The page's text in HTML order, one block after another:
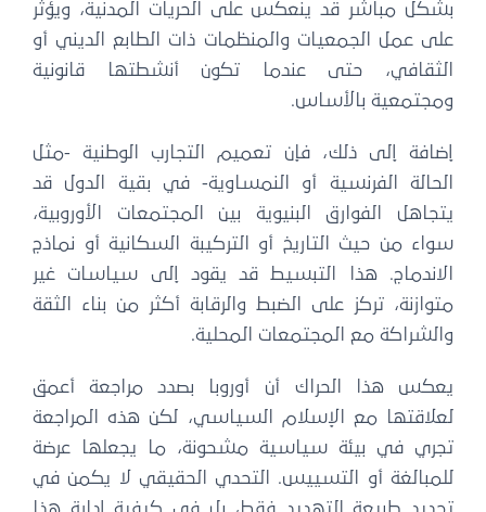
بشكل مباشر قد ينعكس على الحريات المدنية، ويؤثر
على عمل الجمعيات والمنظمات ذات الطابع الديني أو
الثقافي، حتى عندما تكون أنشطتها قانونية
ومجتمعية بالأساس.
إضافة إلى ذلك، فإن تعميم التجارب الوطنية -مثل
الحالة الفرنسية أو النمساوية- في بقية الدول قد
يتجاهل الفوارق البنيوية بين المجتمعات الأوروبية،
سواء من حيث التاريخ أو التركيبة السكانية أو نماذج
الاندماج. هذا التبسيط قد يقود إلى سياسات غير
متوازنة، تركز على الضبط والرقابة أكثر من بناء الثقة
والشراكة مع المجتمعات المحلية.
يعكس هذا الحراك أن أوروبا بصدد مراجعة أعمق
لعلاقتها مع الإسلام السياسي، لكن هذه المراجعة
تجري في بيئة سياسية مشحونة، ما يجعلها عرضة
للمبالغة أو التسييس. التحدي الحقيقي لا يكمن في